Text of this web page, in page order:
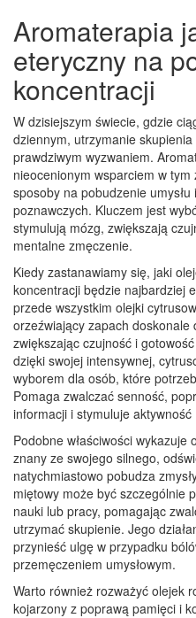
Aromaterapia
eteryczny na
koncentracji
W dzisiejszym świecie, gdzie
dziennym, utrzymanie
prawdziwym wyzwaniem.
nieocenionym wsparciem w
sposoby na pobudzenie
poznawczych. Kluczem jest
stymulują mózg, zwiększają
mentalne zmęczenie.
Kiedy zastanawiamy się, jaki
koncentracji będzie najbardziej
przede wszystkim olejki
orzeźwiający zapach doskonale
zwiększając czujność i
dzięki swojej intensywnej,
wyborem dla osób, które
Pomaga zwalczać senność,
informacji i stymuluje aktywność
Podobne właściwości
znany ze swojego silnego,
natychmiastowo pobudza
miętowy może być szczególnie
nauki lub pracy, pomagając
utrzymać skupienie. Jego
przynieść ulgę w przypadku
przemęczeniem umysłowym.
Warto również rozważyć olejek
kojarzony z poprawą pamięci i